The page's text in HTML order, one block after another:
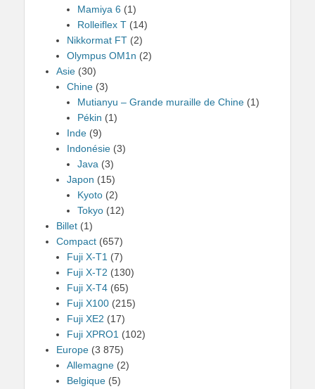
Mamiya 6 (1)
Rolleiflex T (14)
Nikkormat FT (2)
Olympus OM1n (2)
Asie (30)
Chine (3)
Mutianyu – Grande muraille de Chine (1)
Pékin (1)
Inde (9)
Indonésie (3)
Java (3)
Japon (15)
Kyoto (2)
Tokyo (12)
Billet (1)
Compact (657)
Fuji X-T1 (7)
Fuji X-T2 (130)
Fuji X-T4 (65)
Fuji X100 (215)
Fuji XE2 (17)
Fuji XPRO1 (102)
Europe (3 875)
Allemagne (2)
Belgique (5)